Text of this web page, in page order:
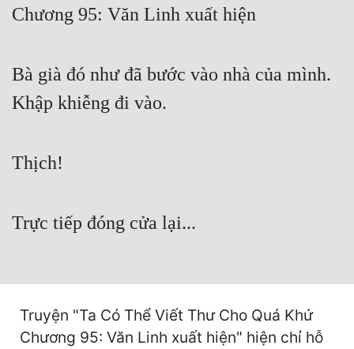
Truyện Convert
Truyện Nhập Môn
Xa Lộ Dịch
Cạnh Kỹ
Cổ Tiên Hiệp
Chương 95: Văn Linh xuất hiện
Bà già đó như đã bước vào nhà của mình.
Khập khiễng đi vào.
Thịch!
Trực tiếp đóng cửa lại...
Truyện "Ta Có Thể Viết Thư Cho Quá Khứ
Chương 95: Văn Linh xuất hiện" hiện chỉ hỗ